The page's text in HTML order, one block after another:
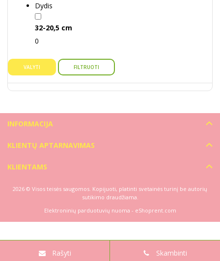
Dydis
32-20,5 cm
0
VALYTI FILTRUOTI
INFORMACIJA
KLIENTŲ APTARNAVIMAS
KLIENTAMS
2026 © Visos teisės saugomos. Kopijuoti, platinti svetainės turinį be autorių
sutikimo draudžiama.
Elektroninių parduotuvių nuoma - eShoprent.com
Rašyti Skambinti